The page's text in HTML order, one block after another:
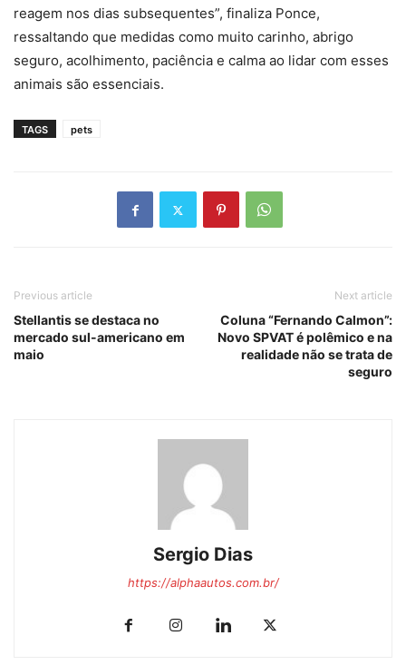
reagem nos dias subsequentes”, finaliza Ponce,
ressaltando que medidas como muito carinho, abrigo
seguro, acolhimento, paciência e calma ao lidar com esses
animais são essenciais.
TAGS pets
Previous article
Stellantis se destaca no
mercado sul-americano em
maio
Next article
Coluna “Fernando Calmon”:
Novo SPVAT é polêmico e na
realidade não se trata de
seguro
Sergio Dias
https://alphaautos.com.br/